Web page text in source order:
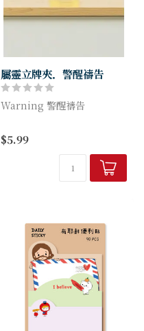
屬靈立牌夾．警醒禱告
Warning 警醒禱告
3cm，專為基督徒設計的趣
可作為桌面擺件，也能夾資
料、夾便簽、夾零食。
$5.99